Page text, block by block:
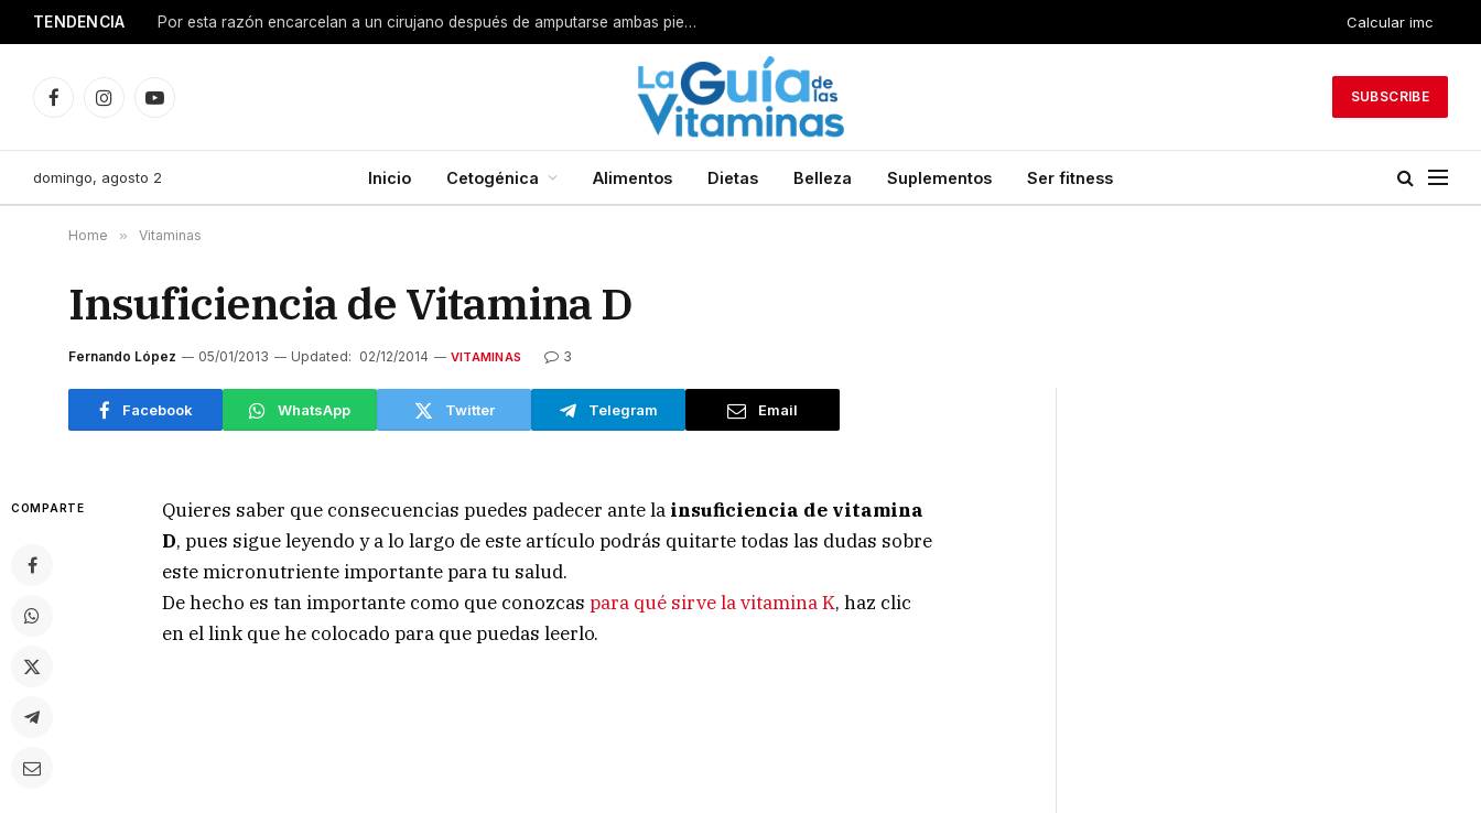
TENDENCIA Por esta razón encarcelan a un cirujano después de amputarse ambas piernas Calcular imc
FacebookInstagramYouTube
SUBSCRIBE
domingo, agosto 2 Inicio Cetogénica Alimentos Dietas Belleza Suplementos Ser fitness
Home » Vitaminas
Insuficiencia de Vitamina D
Fernando López 05/01/2013 Updated: 02/12/2014 VITAMINAS 3
Facebook WhatsApp Twitter Telegram Email
COMPARTE Quieres saber que consecuencias puedes padecer ante la insuficiencia de vitamina
D, pues sigue leyendo y a lo largo de este artículo podrás quitarte todas las dudas sobre
este micronutriente importante para tu salud.
De hecho es tan importante como que conozcas para qué sirve la vitamina K, haz clic
en el link que he colocado para que puedas leerlo.